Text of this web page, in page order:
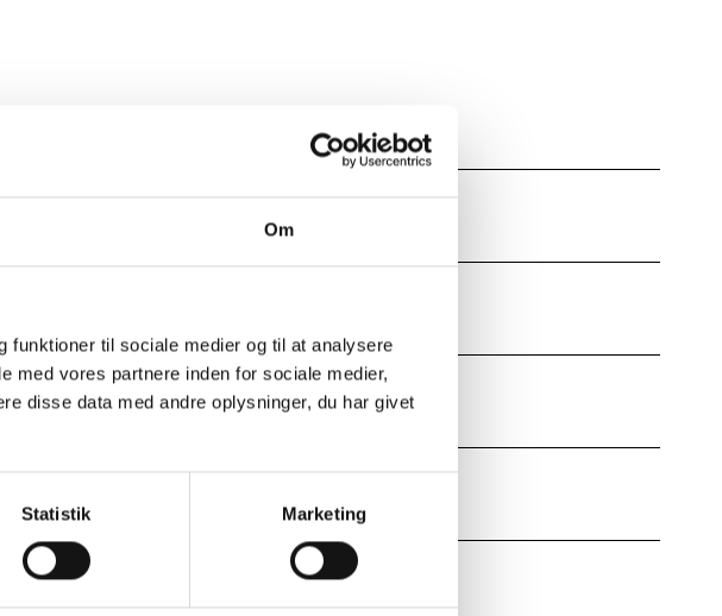
Om
funktioner til sociale medier og til at analysere
med vores partnere inden for sociale medier,
disse data med andre oplysninger, du har givet
Statistik Marketing